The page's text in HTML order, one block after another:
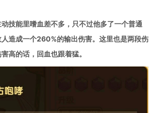
技能里嗜血差不多，只不过他多了一个普通
造成一个260%的输出伤害。这里也是两段伤
高的话，回血也跟着猛。